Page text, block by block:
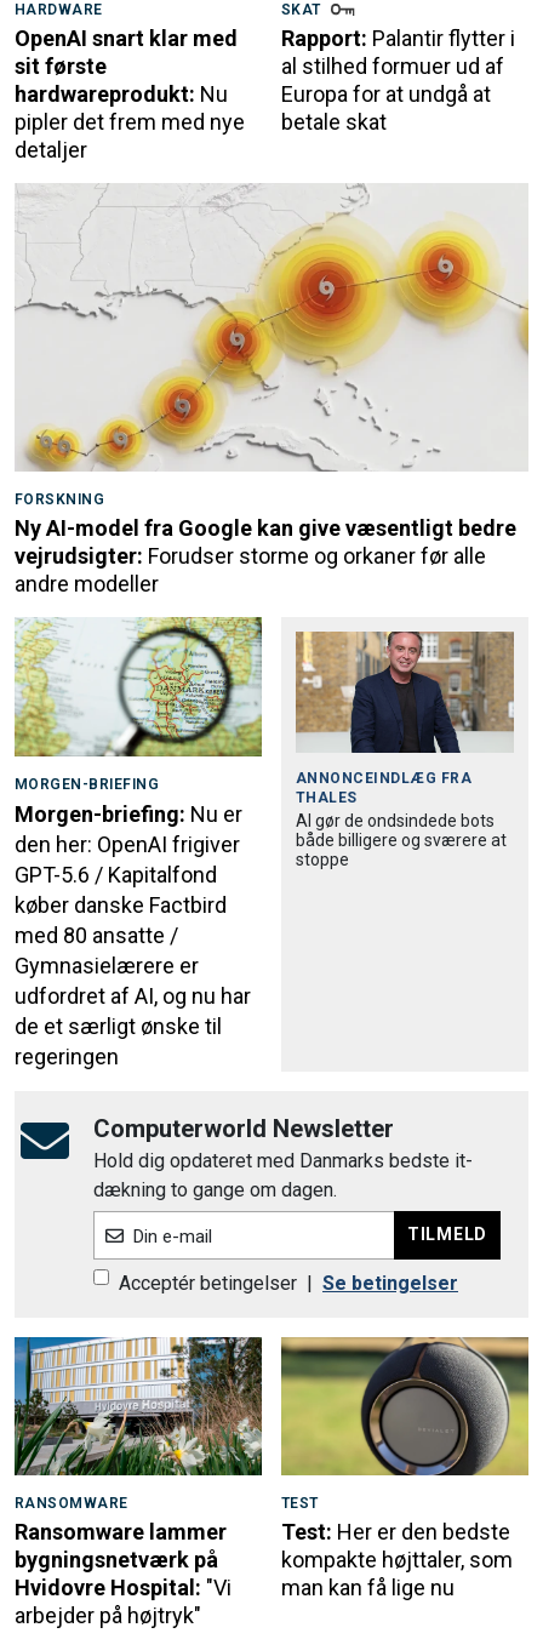
HARDWARE
OpenAI snart klar med
sit første
hardwareprodukt: Nu
pipler det frem med nye
detaljer
SKAT
Rapport: Palantir flytter i
al stilhed formuer ud af
Europa for at undgå at
betale skat
FORSKNING
Ny AI-model fra Google kan give væsentligt bedre
vejrudsigter: Forudser storme og orkaner før alle
andre modeller
MORGEN-BRIEFING
Morgen-briefing: Nu er
den her: OpenAI frigiver
GPT-5.6 / Kapitalfond
køber danske Factbird
med 80 ansatte /
Gymnasielærere er
udfordret af AI, og nu har
de et særligt ønske til
regeringen
ANNONCEINDLÆG FRA
THALES
AI gør de ondsindede bots
både billigere og sværere at
stoppe
Computerworld Newsletter
Hold dig opdateret med Danmarks bedste it-
dækning to gange om dagen.
Din e-mail TILMELD
Acceptér betingelser | Se betingelser
RANSOMWARE
Ransomware lammer
bygningsnetværk på
Hvidovre Hospital: "Vi
arbejder på højtryk"
TEST
Test: Her er den bedste
kompakte højttaler, som
man kan få lige nu